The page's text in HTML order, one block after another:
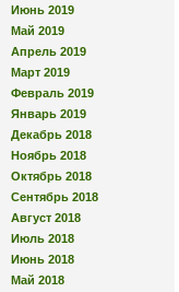
Июнь 2019
Май 2019
Апрель 2019
Март 2019
Февраль 2019
Январь 2019
Декабрь 2018
Ноябрь 2018
Октябрь 2018
Сентябрь 2018
Август 2018
Июль 2018
Июнь 2018
Май 2018